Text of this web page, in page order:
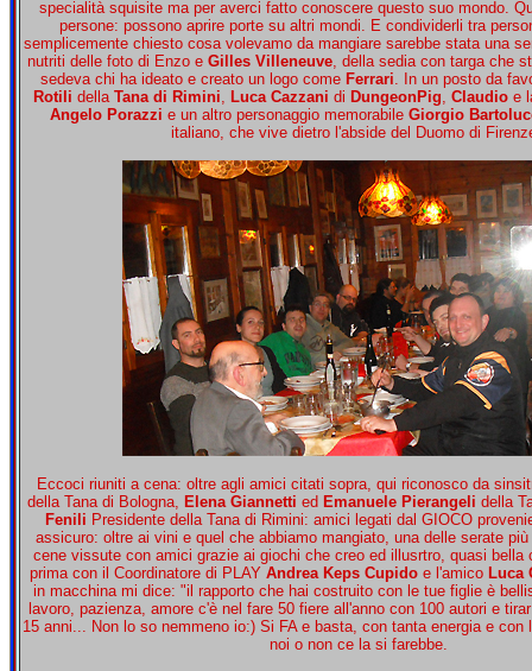
specialità squisite ma per averci fatto conoscere questo suo mondo.
persone: possono aprire porte su altri mondi. E condividerli tra
semplicemente chiesto cosa volevamo da mangiare sarebbe stata una
nutriti delle foto di Enzo e Gilles Villeneuve, della sedia con targa che
sedeva chi ha ideato e creato un logo come Ferrari. In un posto da
Rotili della Tana di Rimini, Luca Cazzani di DungeonPig, Claudio e
Angelo Porazzi e un altro personaggio memorabile Giorgio
italiano, che vive dietro l'abside del Duomo di
Eccoci riuniti a cena: oltre agli amici citati sopra, qui riconosco da
della Tana di Bologna, Elena Giannetti ed Emanuele Pierangeli della
Fenili Presidente della Tana di Rimini: amici legati dal GIOCO
assicuro: oltre ai vini e quel che abbiamo mangiato, una delle serate
cene vissute con amici grazie ai giochi che creo ed illusrtro, quasi bella
prima con il Coordinatore di PLAY Andrea Keps Cupidoe l'amico Luca
in macchina mi dice: "il rapporto che hai costruito con le tue figlie è
lavoro, pazienza, amore c'è nel fare 50 fiere all'anno con 100 autori e
15 anni... Non lo so nemmeno io:) Si FA e basta, con tanta energia e con
noi o non ce la si farebbe.